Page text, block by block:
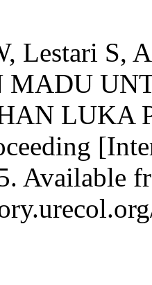
Lestari S,
MADU
LUKA
Available